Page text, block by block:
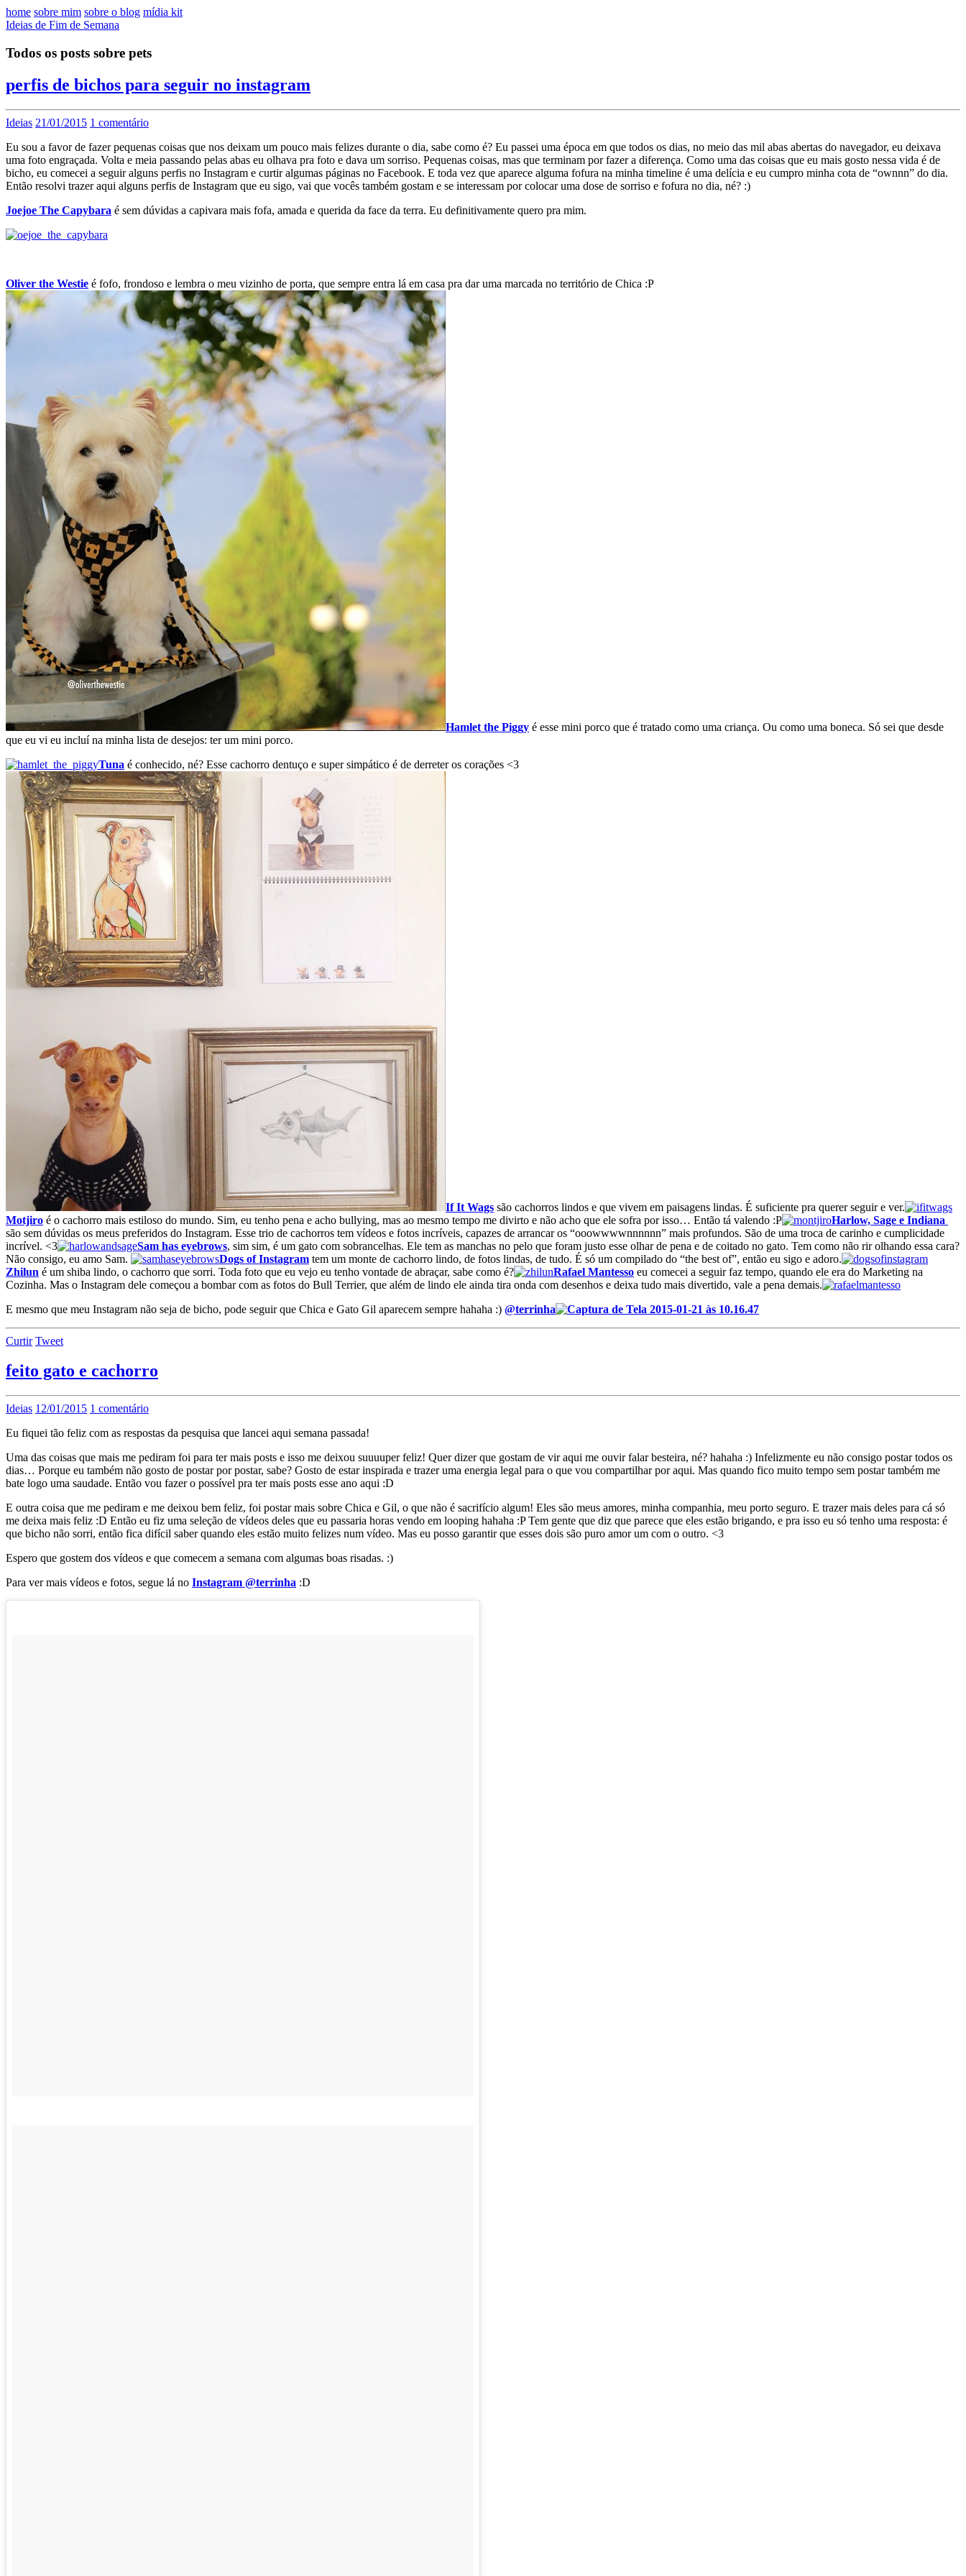
home sobre mim sobre o blog mídia kit
Ideias de Fim de Semana
Todos os posts sobre pets
perfis de bichos para seguir no instagram
Ideias 21/01/2015 1 comentário
Eu sou a favor de fazer pequenas coisas que nos deixam um pouco mais felizes durante o dia, sabe como é? Eu passei uma época em que todos os dias, no meio das mil abas abertas do navegador, eu deixava
uma foto engraçada. Volta e meia passando pelas abas eu olhava pra foto e dava um sorriso. Pequenas coisas, mas que terminam por fazer a diferença. Como uma das coisas que eu mais gosto nessa vida é de
bicho, eu comecei a seguir alguns perfis no Instagram e curtir algumas páginas no Facebook. E toda vez que aparece alguma fofura na minha timeline é uma delícia e eu cumpro minha cota de “ownnn” do dia.
Então resolvi trazer aqui alguns perfis de Instagram que eu sigo, vai que vocês também gostam e se interessam por colocar uma dose de sorriso e fofura no dia, né? :)
Joejoe The Capybara é sem dúvidas a capivara mais fofa, amada e querida da face da terra. Eu definitivamente quero pra mim.
Oliver the Westie é fofo, frondoso e lembra o meu vizinho de porta, que sempre entra lá em casa pra dar uma marcada no território de Chica :P
Hamlet the Piggy é esse mini porco que é tratado como uma criança. Ou como uma boneca. Só sei que desde
que eu vi eu incluí na minha lista de desejos: ter um mini porco.
Tuna é conhecido, né? Esse cachorro dentuço e super simpático é de derreter os corações <3
If It Wags são cachorros lindos e que vivem em paisagens lindas. É suficiente pra querer seguir e ver.
Motjiro é o cachorro mais estiloso do mundo. Sim, eu tenho pena e acho bullying, mas ao mesmo tempo me divirto e não acho que ele sofra por isso… Então tá valendo :P
Harlow, Sage e Indiana
são sem dúvidas os meus preferidos do Instagram. Esse trio de cachorros tem vídeos e fotos incríveis, capazes de arrancar os “ooowwwwnnnnnn” mais profundos. São de uma troca de carinho e cumplicidade
incrível. <3
Sam has eyebrows, sim sim, é um gato com sobrancelhas. Ele tem as manchas no pelo que foram justo esse olhar de pena e de coitado no gato. Tem como não rir olhando essa cara?
Não consigo, eu amo Sam.
Dogs of Instagram tem um monte de cachorro lindo, de fotos lindas, de tudo. É só um compilado do “the best of”, então eu sigo e adoro.
Zhilun é um shiba lindo, o cachorro que sorri. Toda foto que eu vejo eu tenho vontade de abraçar, sabe como é? Rafael Mantesso eu comecei a seguir faz tempo, quando ele era do Marketing na
Cozinha. Mas o Instagram dele começou a bombar com as fotos do Bull Terrier, que além de lindo ele ainda tira onda com desenhos e deixa tudo mais divertido, vale a pena demais.
E mesmo que meu Instagram não seja de bicho, pode seguir que Chica e Gato Gil aparecem sempre hahaha :) @terrinha
Curtir Tweet
feito gato e cachorro
Ideias 12/01/2015 1 comentário
Eu fiquei tão feliz com as respostas da pesquisa que lancei aqui semana passada!
Uma das coisas que mais me pediram foi para ter mais posts e isso me deixou suuuuper feliz! Quer dizer que gostam de vir aqui me ouvir falar besteira, né? hahaha :) Infelizmente eu não consigo postar todos os
dias… Porque eu também não gosto de postar por postar, sabe? Gosto de estar inspirada e trazer uma energia legal para o que vou compartilhar por aqui. Mas quando fico muito tempo sem postar também me
bate logo uma saudade. Então vou fazer o possível pra ter mais posts esse ano aqui :D
E outra coisa que me pediram e me deixou bem feliz, foi postar mais sobre Chica e Gil, o que não é sacrifício algum! Eles são meus amores, minha companhia, meu porto seguro. E trazer mais deles para cá só
me deixa mais feliz :D Então eu fiz uma seleção de vídeos deles que eu passaria horas vendo em looping hahaha :P Tem gente que diz que parece que eles estão brigando, e pra isso eu só tenho uma resposta: é
que bicho não sorri, então fica difícil saber quando eles estão muito felizes num vídeo. Mas eu posso garantir que esses dois são puro amor um com o outro. <3
Espero que gostem dos vídeos e que comecem a semana com algumas boas risadas. :)
Para ver mais vídeos e fotos, segue lá no Instagram @terrinha :D